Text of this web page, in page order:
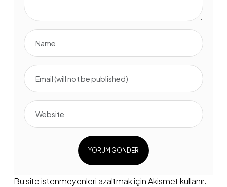
Bu site istenmeyenleri azaltmak için Akismet kullanır.